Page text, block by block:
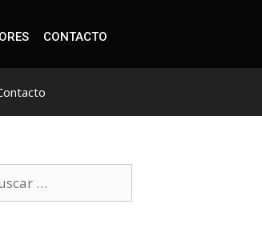
CONTACTO